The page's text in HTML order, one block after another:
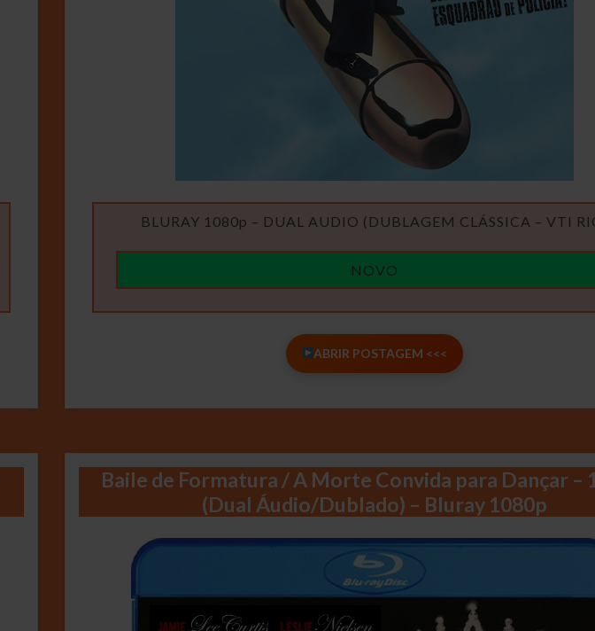
BLURAY 1080p – DUAL AUDIO (DUBLAGEM CLÁSSICA – VTI
NOVO
ABRIR POSTAGEM <<<
Baile de Formatura / A Morte Convida para Dançar –
(Dual Áudio/Dublado) – Bluray 1080p